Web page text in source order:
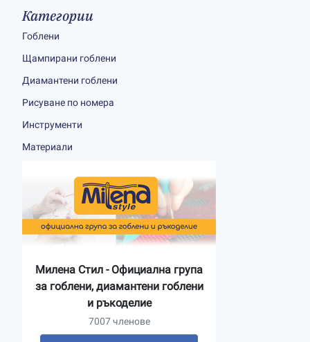
Категории
Гоблени
Щампирани гоблени
Диамантени гоблени
Рисуване по номера
Инструменти
Материали
Милена Стил - Официална група
за гоблени, диамантени гоблени
и ръкоделие
7007 членове